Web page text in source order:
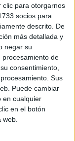
clic para otorgarnos
socios para
descrito. De
más detallada y
negar su
procesamiento de
consentimiento,
Sus
Puede cambiar
en cualquier
en el botón
web.
a recibir este
técnico tras
.
que el Ceuta ha
pero no fue
cayó en el
querían dar
suyos en estos